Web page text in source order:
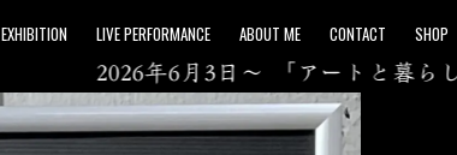
EXHIBITION LIVE PERFORMANCE ABOUT ME CONTACT
SHOP
2026年6月3日～ 「アートと暮らし 北